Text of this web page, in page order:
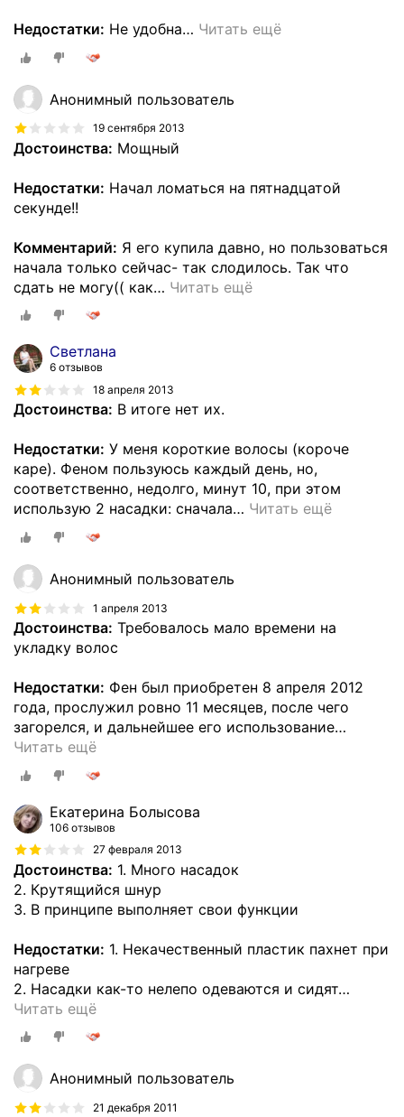
Недостатки: Не удобна… Читать ещё
Анонимный пользователь
19 сентября 2013
Достоинства: Мощный
Недостатки: Начал ломаться на пятнадцатой
секунде!!
Комментарий: Я его купила давно, но пользоваться
начала только сейчас- так слодилось. Так что
сдать не могу(( как… Читать ещё
Светлана
6 отзывов
18 апреля 2013
Достоинства: В итоге нет их.
Недостатки: У меня короткие волосы (короче
каре). Феном пользуюсь каждый день, но,
соответственно, недолго, минут 10, при этом
использую 2 насадки: сначала… Читать ещё
Анонимный пользователь
1 апреля 2013
Достоинства: Требовалось мало времени на
укладку волос
Недостатки: Фен был приобретен 8 апреля 2012
года, прослужил ровно 11 месяцев, после чего
загорелся, и дальнейшее его использование…
Читать ещё
Екатерина Болысова
106 отзывов
27 февраля 2013
Достоинства: 1. Много насадок
2. Крутящийся шнур
3. В принципе выполняет свои функции
Недостатки: 1. Некачественный пластик пахнет при
нагреве
2. Насадки как-то нелепо одеваются и сидят…
Читать ещё
Анонимный пользователь
21 декабря 2011